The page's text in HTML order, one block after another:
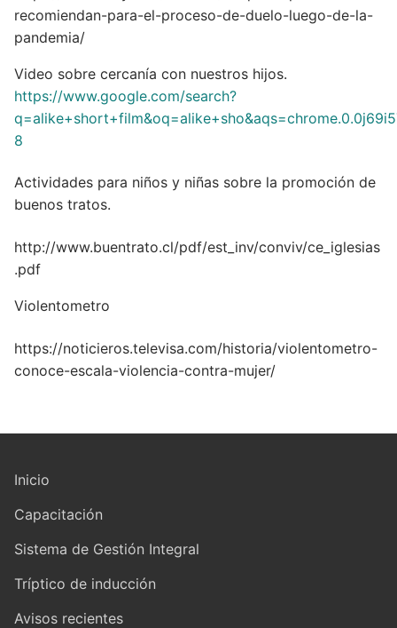
recomiendan-para-el-proceso-de-duelo-luego-de-la-
pandemia/
Video sobre cercanía con nuestros hijos.
https://www.google.com/search?
8
Actividades para niños y niñas sobre la promoción de
buenos tratos.
http://www.buentrato.cl/pdf/est_inv/conviv/ce_iglesias
.pdf
Violentometro
https://noticieros.televisa.com/historia/violentometro-
conoce-escala-violencia-contra-mujer/
Inicio
Capacitación
Sistema de Gestión Integral
Tríptico de inducción
Avisos recientes